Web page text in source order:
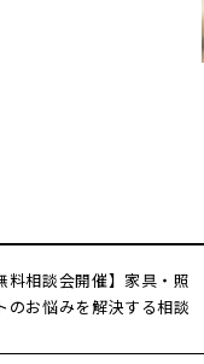
料相談会開催】家具・照
のお悩みを解決する相談